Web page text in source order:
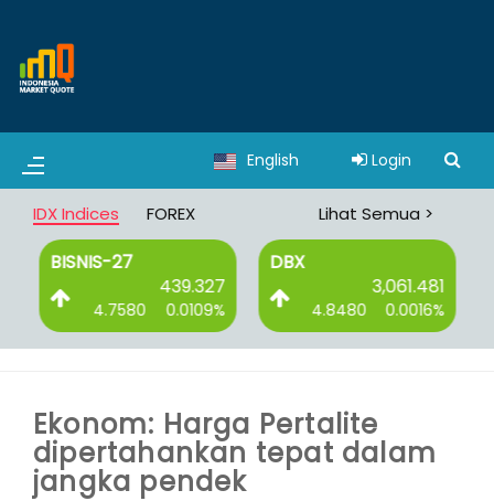
English Login
IDX Indices FOREX Lihat Semua >
BISNIS-27
439.327
4.7580 0.0109%
DBX
3,061.481
4.8480 0.0016%
Ekonom: Harga Pertalite
dipertahankan tepat dalam
jangka pendek